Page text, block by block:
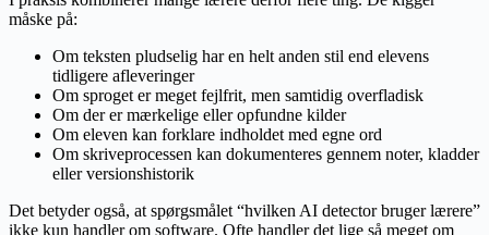
måske på:
Om teksten pludselig har en helt anden stil end elevens
tidligere afleveringer
Om sproget er meget fejlfrit, men samtidig overfladisk
Om der er mærkelige eller opfundne kilder
Om eleven kan forklare indholdet med egne ord
Om skriveprocessen kan dokumenteres gennem noter, kladder
eller versionshistorik
Det betyder også, at spørgsmålet “hvilken AI detector bruger lærere”
ikke kun handler om software. Ofte handler det lige så meget om